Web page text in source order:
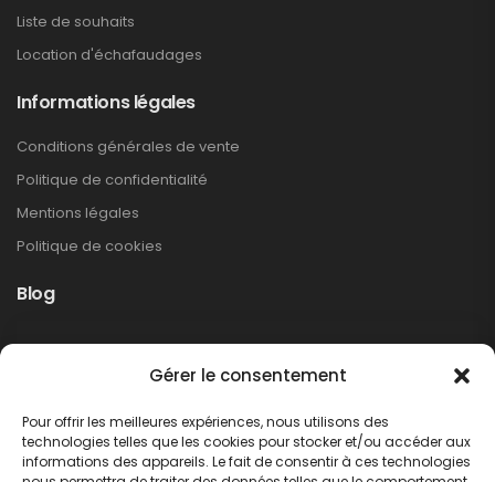
Gérer le consentement
Pour offrir les meilleures expériences, nous utilisons des
technologies telles que les cookies pour stocker et/ou accéder aux
informations des appareils. Le fait de consentir à ces technologies
Liste de souhaits
Location d'échafaudages
Informations légales
Conditions générales de vente
Politique de confidentialité
Mentions légales
Politique de cookies
Blog
Non classé
LIRE PLUS